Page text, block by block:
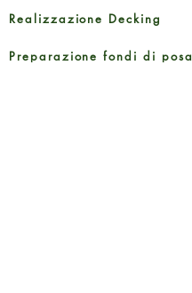
Realizzazione Decking
Preparazione fondi di posa